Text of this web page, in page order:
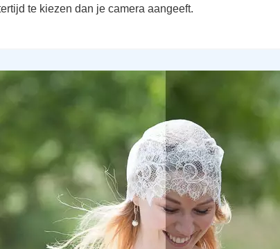
te kiezen dan je camera aangeeft.